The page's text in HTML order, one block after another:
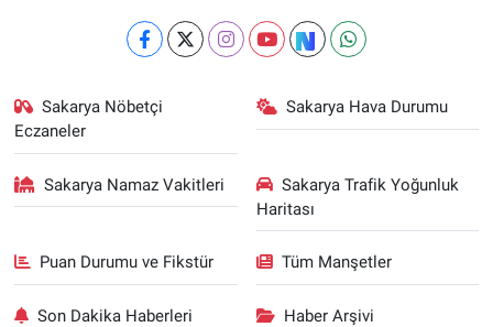
Sakarya Nöbetçi
Eczaneler
Sakarya Hava Durumu
Sakarya Namaz Vakitleri
Sakarya Trafik Yoğunluk
Haritası
Puan Durumu ve Fikstür Tüm Manşetler
Son Dakika Haberleri Haber Arşivi